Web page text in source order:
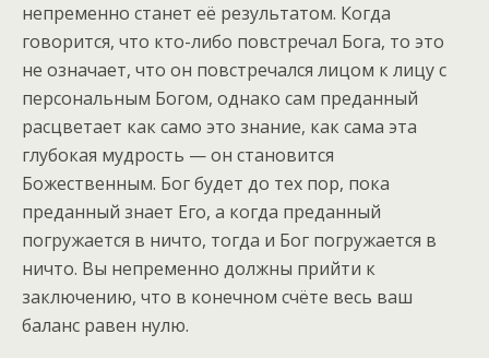
непременно станет её результатом. Когда
говорится, что кто-либо повстречал Бога, то это
не означает, что он повстречался лицом к лицу с
персональным Богом, однако сам преданный
расцветает как само это знание, как сама эта
глубокая мудрость — он становится
Божественным. Бог будет до тех пор, пока
преданный знает Его, а когда преданный
погружается в ничто, тогда и Бог погружается в
ничто. Вы непременно должны прийти к
заключению, что в конечном счёте весь ваш
баланс равен нулю.